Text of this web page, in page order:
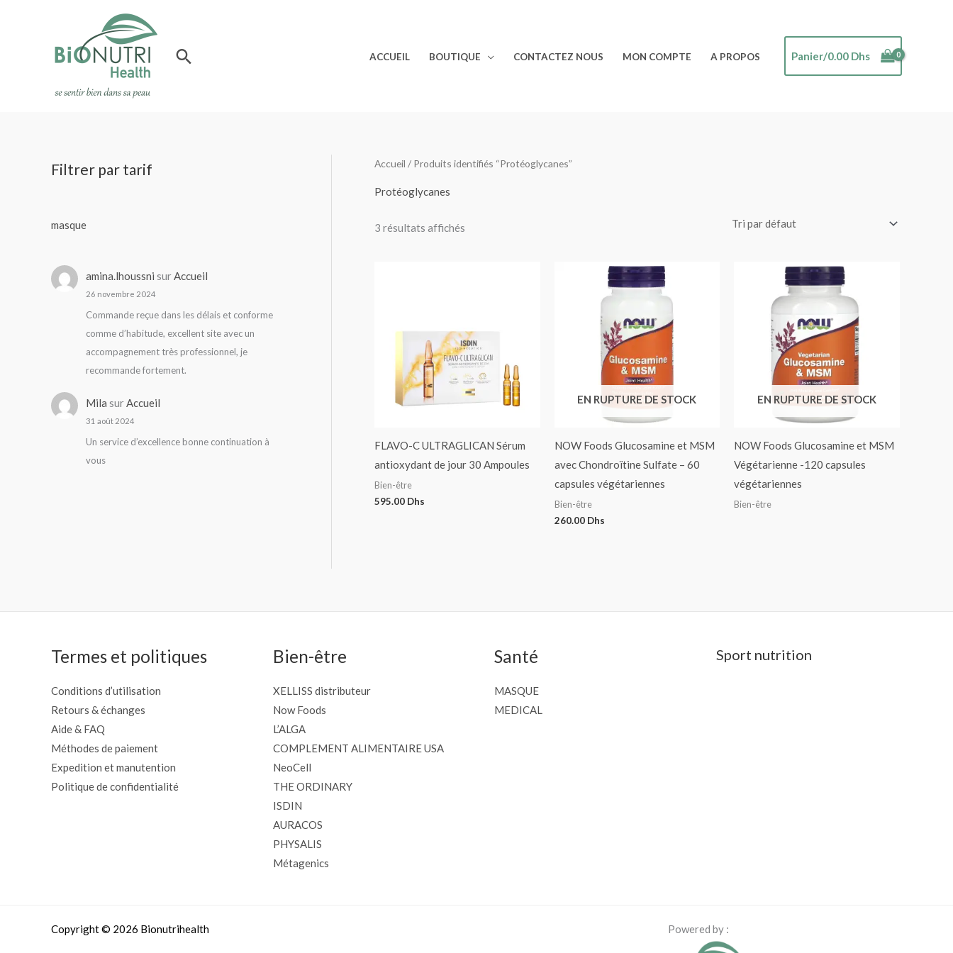
Rechercher ACCUEIL BOUTIQUE CONTACTEZ NOUS MON COMPTE A PROPOS Panier/0.00 Dhs
Filtrer par tarif
masque
amina.lhoussni surAccueil
26 novembre 2024
Commande reçue dans les délais et conforme
comme d’habitude, excellent site avec un
accompagnement très professionnel, je
recommande fortement.
Mila surAccueil
31 août 2024
Un service d’excellence bonne continuation à
vous
Accueil / Produits identifiés “Protéoglycanes”
Protéoglycanes
3 résultats affichés
FLAVO-C ULTRAGLICAN Sérum
antioxydant de jour 30 Ampoules
Bien-être
595.00 Dhs
EN RUPTURE DE STOCK
NOW Foods Glucosamine et MSM
avec Chondroïtine Sulfate – 60
capsules végétariennes
Bien-être
260.00 Dhs
EN RUPTURE DE STOCK
NOW Foods Glucosamine et MSM
Végétarienne -120 capsules
végétariennes
Bien-être
Termes et politiques
Conditions d’utilisation
Retours & échanges
Aide & FAQ
Méthodes de paiement
Expedition et manutention
Politique de confidentialité
Bien-être
XELLISS distributeur
Now Foods
L’ALGA
COMPLEMENT ALIMENTAIRE USA
NeoCell
THE ORDINARY
ISDIN
AURACOS
PHYSALIS
Métagenics
Santé
MASQUE
MEDICAL
Sport nutrition
Copyright © 2026 Bionutrihealth Powered by :